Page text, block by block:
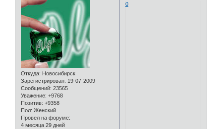
Откуда: Новосибирск
Зарегистрирован: 19-07-2009
Сообщений: 23565
Уважение: +9768
Позитив: +9358
Пол: Женский
Провел на форуме:
4 месяца 29 дней
0